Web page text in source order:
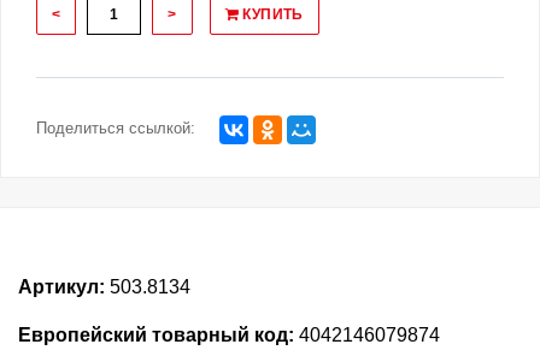
< > КУПИТЬ
Поделиться ссылкой:
Артикул: 503.8134
Европейский товарный код: 4042146079874